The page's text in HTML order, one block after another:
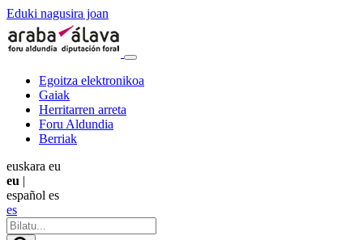
Eduki nagusira joan
Egoitza elektronikoa
Gaiak
Herritarren arreta
Foru Aldundia
Berriak
euskara eu
eu |
español es
es